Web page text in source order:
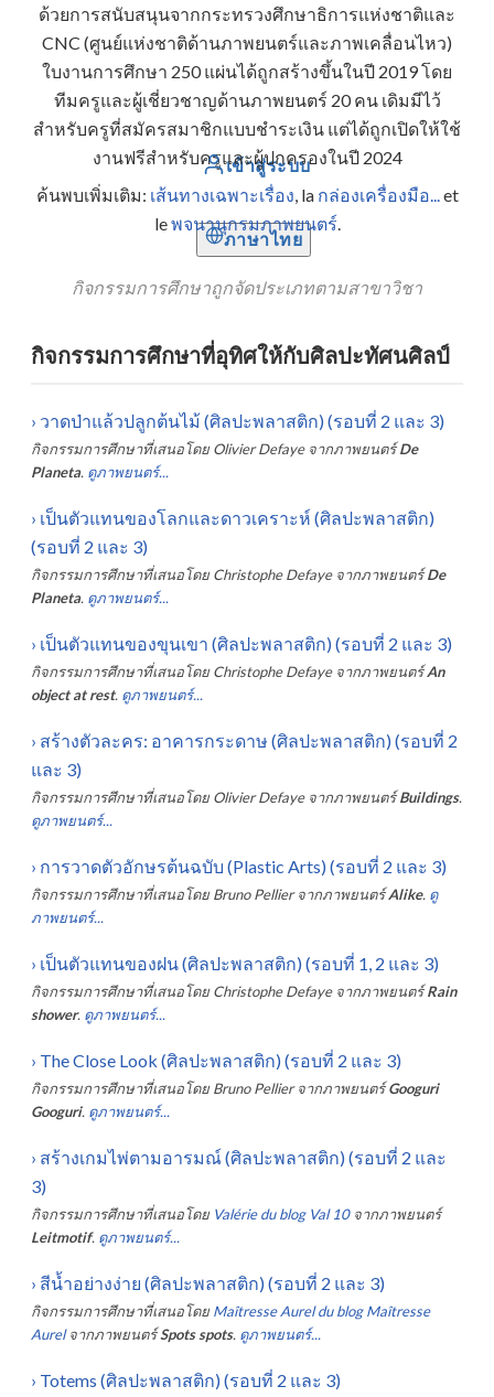
เข้าสู่ระบบ
ภาษาไทย
ด้วยการสนับสนุนจากกระทรวงศึกษาธิการแห่งชาติและ
CNC (ศูนย์แห่งชาติด้านภาพยนตร์และภาพเคลื่อนไหว)
ใบงานการศึกษา 250 แผ่นได้ถูกสร้างขึ้นในปี 2019 โดย
ทีมครูและผู้เชี่ยวชาญด้านภาพยนตร์ 20 คน เดิมมีไว้
สำหรับครูที่สมัครสมาชิกแบบชำระเงิน แต่ได้ถูกเปิดให้ใช้
งานฟรีสำหรับครูและผู้ปกครองในปี 2024
ค้นพบเพิ่มเติม: เส้นทางเฉพาะเรื่อง, la กล่องเครื่องมือ...et
leพจนานุกรมภาพยนตร์.
กิจกรรมการศึกษาถูกจัดประเภทตามสาขาวิชา
กิจกรรมการศึกษาที่อุทิศให้กับศิลปะทัศนศิลป์
› วาดป่าแล้วปลูกต้นไม้ (ศิลปะพลาสติก) (รอบที่ 2 และ 3)
กิจกรรมการศึกษาที่เสนอโดย Olivier Defaye จากภาพยนตร์ De
Planeta. ดูภาพยนตร์...
› เป็นตัวแทนของโลกและดาวเคราะห์ (ศิลปะพลาสติก)
(รอบที่ 2 และ 3)
กิจกรรมการศึกษาที่เสนอโดย Christophe Defaye จากภาพยนตร์ De
Planeta. ดูภาพยนตร์...
› เป็นตัวแทนของขุนเขา (ศิลปะพลาสติก) (รอบที่ 2 และ 3)
กิจกรรมการศึกษาที่เสนอโดย Christophe Defaye จากภาพยนตร์ An
object at rest. ดูภาพยนตร์...
› สร้างตัวละคร: อาคารกระดาษ (ศิลปะพลาสติก) (รอบที่ 2
และ 3)
กิจกรรมการศึกษาที่เสนอโดย Olivier Defaye จากภาพยนตร์ Buildings.
ดูภาพยนตร์...
› การวาดตัวอักษรต้นฉบับ (Plastic Arts) (รอบที่ 2 และ 3)
กิจกรรมการศึกษาที่เสนอโดย Bruno Pellier จากภาพยนตร์ Alike. ดู
ภาพยนตร์...
› เป็นตัวแทนของฝน (ศิลปะพลาสติก) (รอบที่ 1, 2 และ 3)
กิจกรรมการศึกษาที่เสนอโดย Christophe Defaye จากภาพยนตร์ Rain
shower. ดูภาพยนตร์...
› The Close Look (ศิลปะพลาสติก) (รอบที่ 2 และ 3)
กิจกรรมการศึกษาที่เสนอโดย Bruno Pellier จากภาพยนตร์ Googuri
Googuri. ดูภาพยนตร์...
› สร้างเกมไพ่ตามอารมณ์ (ศิลปะพลาสติก) (รอบที่ 2 และ
3)
กิจกรรมการศึกษาที่เสนอโดย Valérie du blog Val 10 จากภาพยนตร์
Leitmotif. ดูภาพยนตร์...
› สีน้ำอย่างง่าย (ศิลปะพลาสติก) (รอบที่ 2 และ 3)
กิจกรรมการศึกษาที่เสนอโดย Maîtresse Aurel du blog Maîtresse
Aurel จากภาพยนตร์Spots spots. ดูภาพยนตร์...
› Totems (ศิลปะพลาสติก) (รอบที่ 2 และ 3)